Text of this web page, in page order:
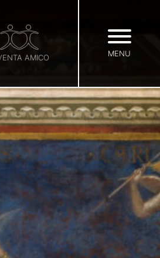
MENU
AMICO